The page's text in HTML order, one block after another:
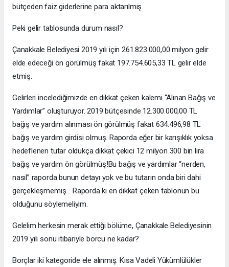
bütçeden faiz giderlerine para aktarılmış.
Peki gelir tablosunda durum nasıl?
Çanakkale Belediyesi 2019 yılı için 261.823.000,00 milyon gelir
elde edeceği ön görülmüş fakat 197.754.605,33 TL gelir elde
etmiş.
Gelirleri incelediğimizde en dikkat çeken kalemi “Alınan Bağış ve
Yardımlar” oluşturuyor. 2019 bütçesinde 12.300.000,00 TL
bağış ve yardım alınması ön görülmüş fakat 634.496,98 TL
bağış ve yardım girdisi olmuş. Raporda eğer bir karışıklık yoksa
hedeflenen tutar oldukça dikkat çekici 12 milyon 300 bin lira
bağış ve yardım ön görülmüş!Bu bağış ve yardımlar “nerden,
nasıl” raporda bunun detayı yok ve bu tutarın onda biri dahi
gerçekleşmemiş… Raporda ki en dikkat çeken tablonun bu
olduğunu söylemeliyim.
Gelelim herkesin merak ettiği bölüme, Çanakkale Belediyesinin
2019 yılı sonu itibariyle borcu ne kadar?
Borçlar iki kategoride ele alınmış. Kısa Vadeli Yükümlülükler